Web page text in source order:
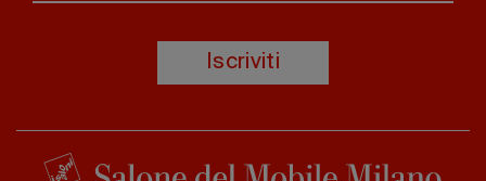
Iscriviti